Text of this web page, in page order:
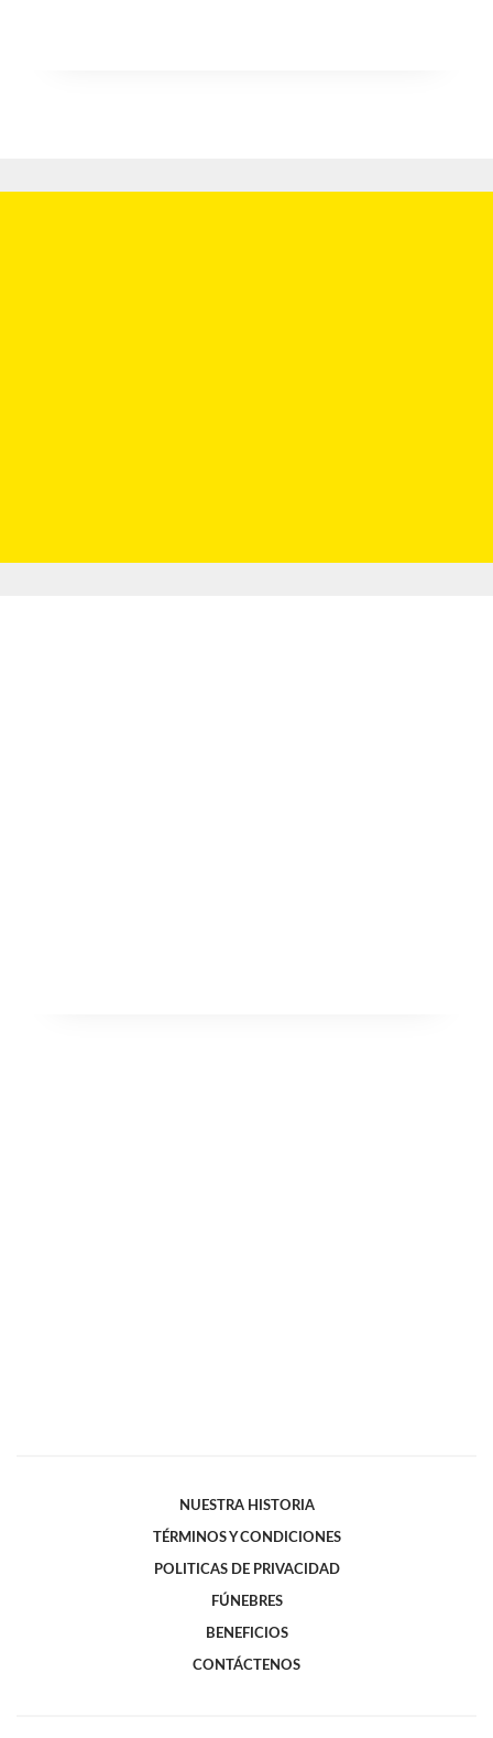
NUESTRA HISTORIA
TÉRMINOS Y CONDICIONES
POLITICAS DE PRIVACIDAD
FÚNEBRES
BENEFICIOS
CONTÁCTENOS